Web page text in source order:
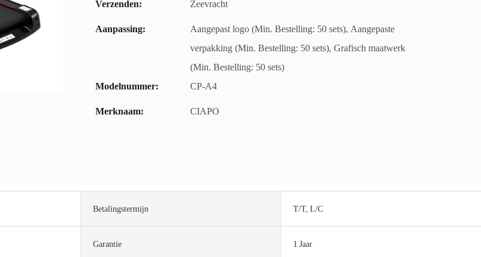
Verzenden:
Zeevracht
Aanpassing:
Aangepast logo (Min. Bestelling: 50 sets), Aangepaste
verpakking (Min. Bestelling: 50 sets), Grafisch maatwerk
(Min. Bestelling: 50 sets)
Modelnummer:
CP-A4
Merknaam: CIAPO
Betalingstermijn T/T, L/C
Garantie 1 Jaar